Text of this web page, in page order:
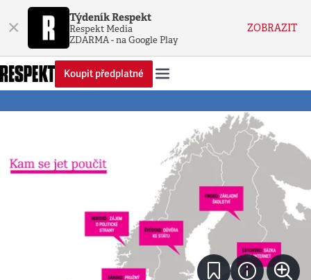
× Týdeník Respekt
Respekt Media
ZDARMA - na Google Play
ZOBRAZIT
Koupit předplatné